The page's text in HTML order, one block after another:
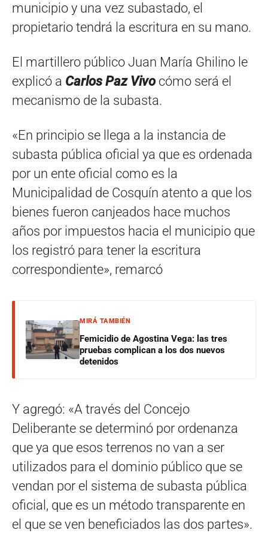
municipio y una vez subastado, el
propietario tendrá la escritura en su mano.
El martillero público Juan María Ghilino le
explicó a Carlos Paz Vivocómo será el
mecanismo de la subasta.
«En principio se llega a la instancia de
subasta pública oficial ya que es ordenada
por un ente oficial como es la
Municipalidad de Cosquín atento a que los
bienes fueron canjeados hace muchos
años por impuestos hacia el municipio que
los registró para tener la escritura
correspondiente», remarcó
MIRÁ TAMBIÉN
Femicidio de Agostina Vega: las tres
pruebas complican a los dos nuevos
detenidos
Y agregó: «A través del Concejo
Deliberante se determinó por ordenanza
que ya que esos terrenos no van a ser
utilizados para el dominio público que se
vendan por el sistema de subasta pública
oficial, que es un método transparente en
el que se ven beneficiados las dos partes».